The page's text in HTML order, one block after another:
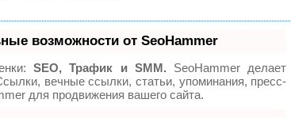
возможности от SeoHammer
SEO, Трафик и SMM. SeoHammer делает
вечные ссылки, статьи, упоминания, пресс-
для продвижения вашего сайта.